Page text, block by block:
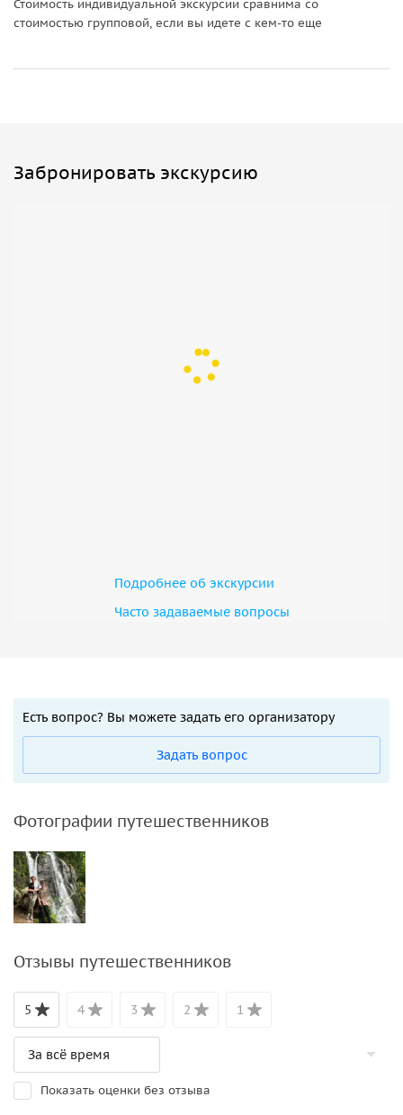
Стоимость индивидуальной экскурсии сравнима со
стоимостью групповой, если вы идете с кем-то еще
Забронировать экскурсию
Подробнее об экскурсии
Часто задаваемые вопросы
Есть вопрос? Вы можете задать его организатору
Задать вопрос
Фотографии путешественников
Отзывы путешественников
5 4 3 2 1
Показать оценки без отзыва